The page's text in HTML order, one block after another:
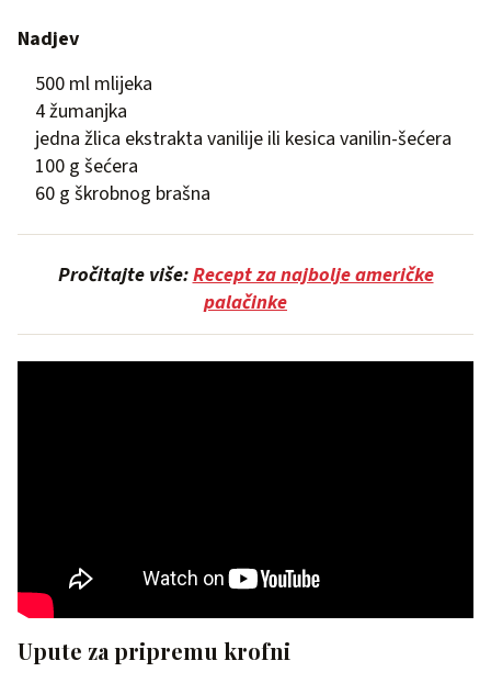
Nadjev
500 ml mlijeka
4 žumanjka
jedna žlica ekstrakta vanilije ili kesica vanilin-šećera
100 g šećera
60 g škrobnog brašna
Pročitajte više:Recept za najbolje američke
palačinke
Upute za pripremu krofni